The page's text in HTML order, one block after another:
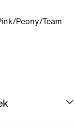
Peony/Team